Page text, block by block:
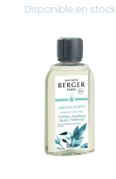
Disponible en stock